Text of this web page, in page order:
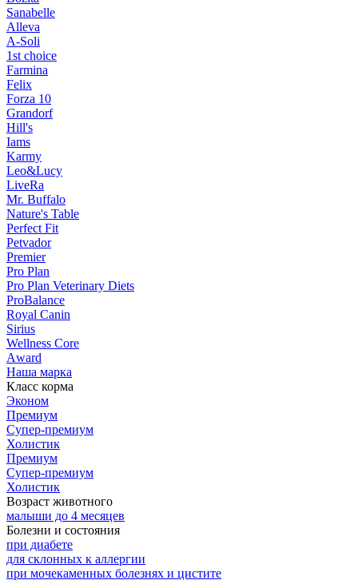
Sanabelle
Alleva
A-Soli
1st choice
Farmina
Felix
Forza 10
Grandorf
Hill's
Iams
Karmy
Leo&Lucy
LiveRa
Mr. Buffalo
Nature's Table
Perfect Fit
Petvador
Premier
Pro Plan
Pro Plan Veterinary Diets
ProBalance
Royal Canin
Sirius
Wellness Core
Аward
Наша марка
Класс корма
Эконом
Премиум
Супер-премиум
Холистик
Премиум
Супер-премиум
Холистик
Возраст животного
малыши до 4 месяцев
Болезни и состояния
при диабете
для склонных к аллергии
при мочекаменных болезнях и цистите